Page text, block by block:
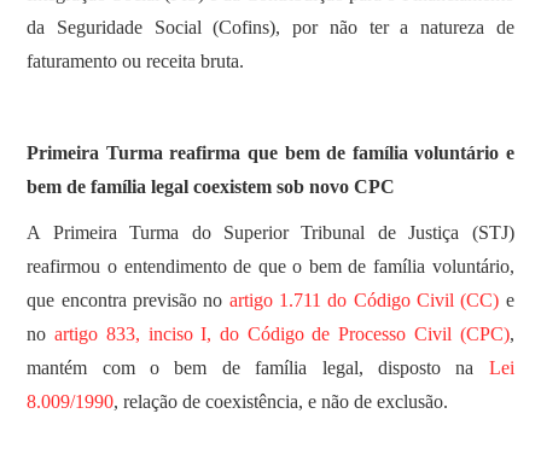
da Seguridade Social (Cofins), por não ter a natureza de
faturamento ou receita bruta.
Primeira Turma reafirma que bem de família voluntário e
bem de família legal coexistem sob novo CPC
​A Primeira Turma do Superior Tribunal de Justiça (STJ)
reafirmou o entendimento de que o bem de família voluntário,
que encontra previsão no artigo 1.711 do Código Civil (CC) e
noartigo 833, inciso I, do Código de Processo Civil (CPC),
mantém com o bem de família legal, disposto na Lei
8.009/1990, relação de coexistência, e não de exclusão.